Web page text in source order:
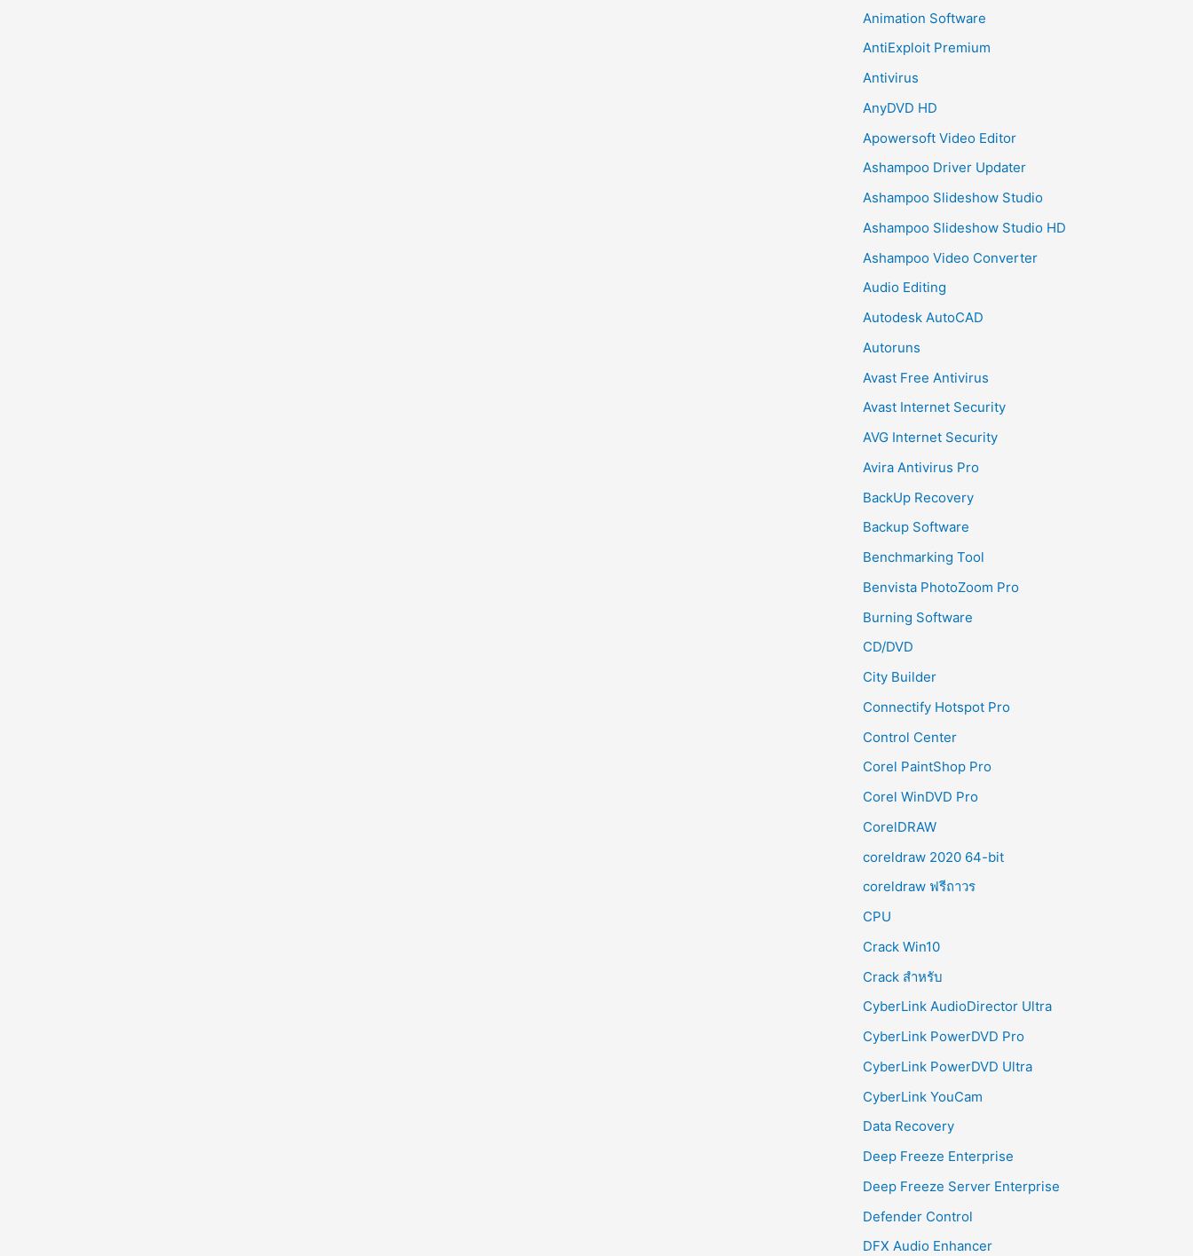
Animation Software
AntiExploit Premium
Antivirus
AnyDVD HD
Apowersoft Video Editor
Ashampoo Driver Updater
Ashampoo Slideshow Studio
Ashampoo Slideshow Studio HD
Ashampoo Video Converter
Audio Editing
Autodesk AutoCAD
Autoruns
Avast Free Antivirus
Avast Internet Security
AVG Internet Security
Avira Antivirus Pro
BackUp Recovery
Backup Software
Benchmarking Tool
Benvista PhotoZoom Pro
Burning Software
CD/DVD
City Builder
Connectify Hotspot Pro
Control Center
Corel PaintShop Pro
Corel WinDVD Pro
CorelDRAW
coreldraw 2020 64-bit
coreldraw ฟรีถาวร
CPU
Crack Win10
Crack สำหรับ
CyberLink AudioDirector Ultra
CyberLink PowerDVD Pro
CyberLink PowerDVD Ultra
CyberLink YouCam
Data Recovery
Deep Freeze Enterprise
Deep Freeze Server Enterprise
Defender Control
DFX Audio Enhancer